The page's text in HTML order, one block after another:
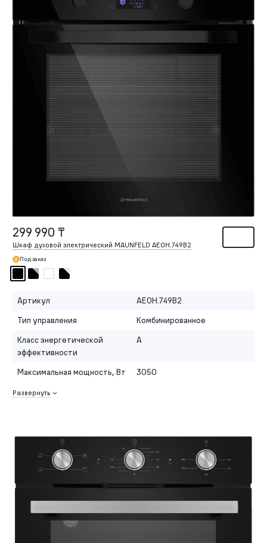
299 990 ₸
Шкаф духовой электрический MAUNFELD AEOH.749B2
Под заказ
Артикул
AEOH.749B2
Тип управления
Комбинированное
Класс энергетической
эффективности
A
Максимальная мощность, Вт 3050
Развернуть